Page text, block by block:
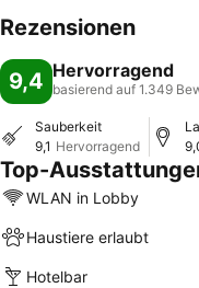
Rezensionen
9,4 Hervorragend
basierend auf 1.349
Sauberkeit
9,1 Hervorragend
Top-
WLAN in Lobby
Haustiere erlaubt
Hotelbar